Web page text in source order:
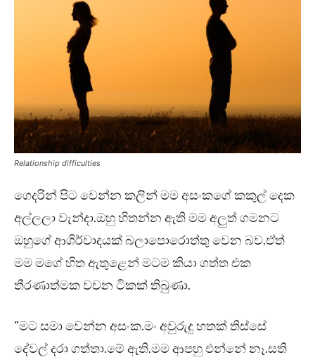
Relationship difficulties
ගෙදරින් පිට වෙන්න කලින් මම අසංකගේ කකුල් දෙක
අල්ලලා වැන්දා.ඔහු හිතන්න ඇති මම අලුත් ගමනට
ඔහුගේ ආශිර්වාදයක් බලාපොරොත්තු වෙන බව.ඒත්
මම මගේ හිත ඇතුළෙන් මටම කියා ගත්ත එක
තීරණාත්මක වචන ටිකක් තිබුණා.
“මට සමා වෙන්න අසංක.මං අවුරුදු හතක් තිස්සේ
දේවල් දරා ගත්තා.මේ ඇති.මම ආපහු එන්නේ නෑ.සති